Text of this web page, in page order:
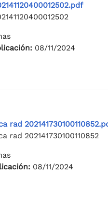
08/11/2024
202141730100110852
08/11/2024